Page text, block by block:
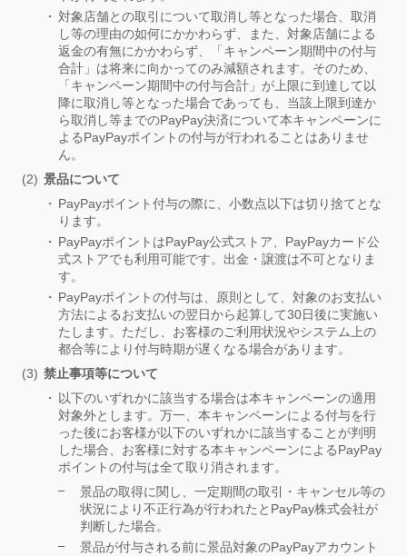
対象店舗との取引について取消し等となった場合、取消
し等の理由の如何にかかわらず、また、対象店舗による
返金の有無にかかわらず、「キャンペーン期間中の付与
合計」は将来に向かってのみ減額されます。そのため、
「キャンペーン期間中の付与合計」が上限に到達して以
降に取消し等となった場合であっても、当該上限到達か
ら取消し等までのPayPay決済について本キャンペーンに
よるPayPayポイントの付与が行われることはありませ
ん。
景品について
PayPayポイント付与の際に、小数点以下は切り捨てとな
ります。
PayPayポイントはPayPay公式ストア、PayPayカード公
式ストアでも利用可能です。出金・譲渡は不可となりま
す。
PayPayポイントの付与は、原則として、対象のお支払い
方法によるお支払いの翌日から起算して30日後に実施い
たします。ただし、お客様のご利用状況やシステム上の
都合等により付与時期が遅くなる場合があります。
禁止事項等について
以下のいずれかに該当する場合は本キャンペーンの適用
対象外とします。万一、本キャンペーンによる付与を行
った後にお客様が以下のいずれかに該当することが判明
した場合、お客様に対する本キャンペーンによるPayPay
ポイントの付与は全て取り消されます。
景品の取得に関し、一定期間の取引・キャンセル等の
状況により不正行為が行われたとPayPay株式会社が
判断した場合。
景品が付与される前に景品対象のPayPayアカウント